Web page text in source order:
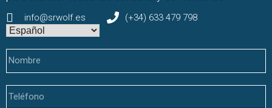
info@srwolf.es (+34) 633 479 798